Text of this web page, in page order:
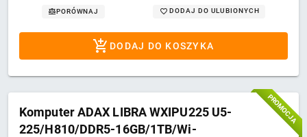
PORÓWNAJ DODAJ DO ULUBIONYCH
DODAJ DO KOSZYKA
Komputer ADAX LIBRA WXIPU225 U5-
225/H810/DDR5-16GB/1TB/Wi-
PROMOCJA